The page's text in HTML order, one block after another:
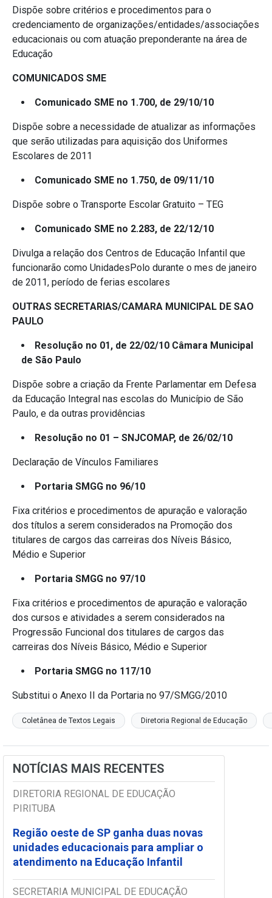
Dispõe sobre critérios e procedimentos para o
credenciamento de organizações/entidades/associações
educacionais ou com atuação preponderante na área de
Educação
COMUNICADOS SME
Comunicado SME no 1.700, de 29/10/10
Dispõe sobre a necessidade de atualizar as informações
que serão utilizadas para aquisição dos Uniformes
Escolares de 2011
Comunicado SME no 1.750, de 09/11/10
Dispõe sobre o Transporte Escolar Gratuito – TEG
Comunicado SME no 2.283, de 22/12/10
Divulga a relação dos Centros de Educação Infantil que
funcionarão como UnidadesPolo durante o mes de janeiro
de 2011, período de ferias escolares
OUTRAS SECRETARIAS/CAMARA MUNICIPAL DE SAO
PAULO
Resolução no 01, de 22/02/10 Câmara Municipal
de São Paulo
Dispõe sobre a criação da Frente Parlamentar em Defesa
da Educação Integral nas escolas do Município de São
Paulo, e da outras providências
Resolução no 01 – SNJCOMAP, de 26/02/10
Declaração de Vínculos Familiares
Portaria SMGG no 96/10
Fixa critérios e procedimentos de apuração e valoração
dos títulos a serem considerados na Promoção dos
titulares de cargos das carreiras dos Níveis Básico,
Médio e Superior
Portaria SMGG no 97/10
Fixa critérios e procedimentos de apuração e valoração
dos cursos e atividades a serem considerados na
Progressão Funcional dos titulares de cargos das
carreiras dos Níveis Básico, Médio e Superior
Portaria SMGG no 117/10
Substitui o Anexo II da Portaria no 97/SMGG/2010
Coletânea de Textos Legais Diretoria Regional de Educação
NOTÍCIAS MAIS RECENTES
DIRETORIA REGIONAL DE EDUCAÇÃO
PIRITUBA
Região oeste de SP ganha duas novas
unidades educacionais para ampliar o
atendimento na Educação Infantil
SECRETARIA MUNICIPAL DE EDUCAÇÃO